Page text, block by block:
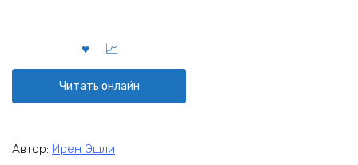
Читать онлайн
Автор: Ирен Эшли